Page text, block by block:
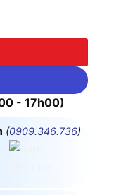
Pin & Sạc) số lượng
- 17h00)
(0909.346.736)